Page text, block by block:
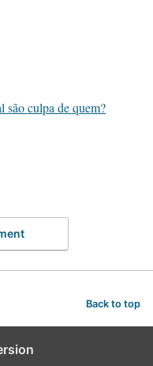
são culpa de quem?
Back to top